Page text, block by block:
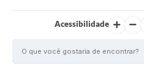
Acessibilidade